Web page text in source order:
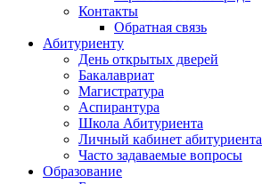
Контакты
Обратная связь
Абитуриенту
День открытых дверей
Бакалавриат
Магистратура
Аспирантура
Школа Абитуриента
Личный кабинет абитуриента
Часто задаваемые вопросы
Образование